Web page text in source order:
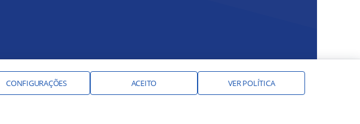
CONFIGURAÇÕES ACEITO VER POLÍTICA